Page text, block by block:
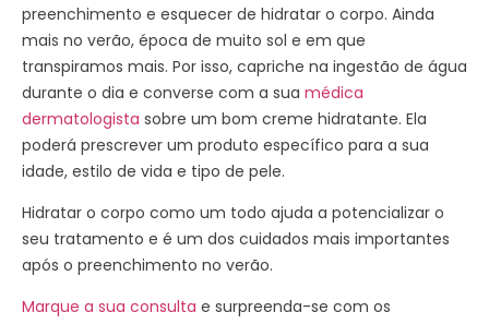
preenchimento e esquecer de hidratar o corpo. Ainda
mais no verão, época de muito sol e em que
transpiramos mais. Por isso, capriche na ingestão de água
durante o dia e converse com a sua médica
dermatologista sobre um bom creme hidratante. Ela
poderá prescrever um produto específico para a sua
idade, estilo de vida e tipo de pele.
Hidratar o corpo como um todo ajuda a potencializar o
seu tratamento e é um dos cuidados mais importantes
após o preenchimento no verão.
Marque a sua consulta e surpreenda-se com os